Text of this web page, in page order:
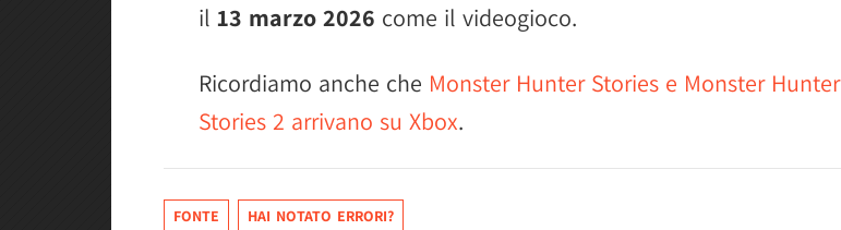
il 13 marzo 2026 come il videogioco.
Ricordiamo anche che Monster Hunter Stories e Monster Hunter
Stories 2 arrivano su Xbox.
FONTE HAI NOTATO ERRORI?